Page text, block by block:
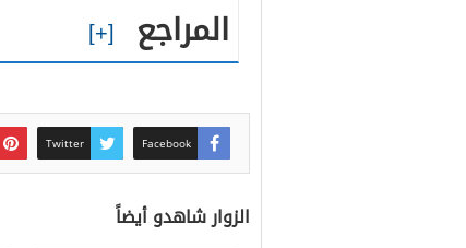
المراجع
Facebook
Twitter
الزوار شاهدو أيضاً